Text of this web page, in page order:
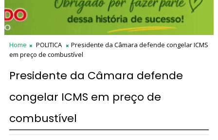
Home POLITICA
Presidente da Câmara defende congelar ICMS
em preço de combustível
Presidente da Câmara defende
congelar ICMS em preço de
combustível